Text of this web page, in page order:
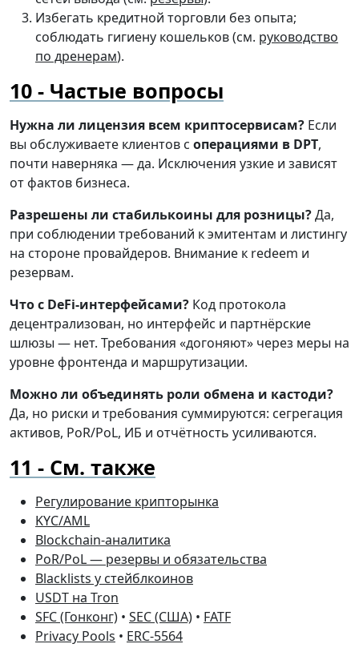
Избегать кредитной торговли без опыта;
соблюдать гигиену кошельков (см. руководство
по дренерам).
Частые вопросы
Нужна ли лицензия всем криптосервисам? Если
вы обслуживаете клиентов с операциями в DPT,
почти наверняка — да. Исключения узкие и зависят
от фактов бизнеса.
Разрешены ли стабилькоины для розницы?Да,
при соблюдении требований к эмитентам и листингу
на стороне провайдеров. Внимание к redeem и
резервам.
Что с DeFi-интерфейсами? Код протокола
децентрализован, но интерфейс и партнёрские
шлюзы — нет. Требования «догоняют» через меры на
уровне фронтенда и маршрутизации.
Можно ли объединять роли обмена и кастоди?
Да, но риски и требования суммируются: сегрегация
активов, PoR/PoL, ИБ и отчётность усиливаются.
См. также
Регулирование крипторынка
KYC/AML
Blockchain-аналитика
PoR/PoL — резервы и обязательства
Blacklists у стейблкоинов
USDT на Tron
SFC (Гонконг) • SEC (США) • FATF
Privacy Pools • ERC-5564